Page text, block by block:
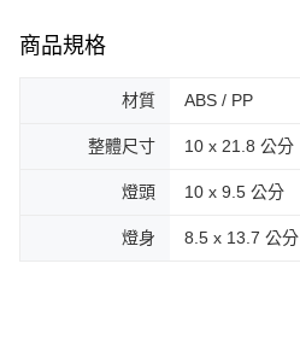
商品規格
材質 ABS / PP
整體尺寸 10 x 21.8 公分
燈頭 10 x 9.5 公分
燈身 8.5 x 13.7 公分